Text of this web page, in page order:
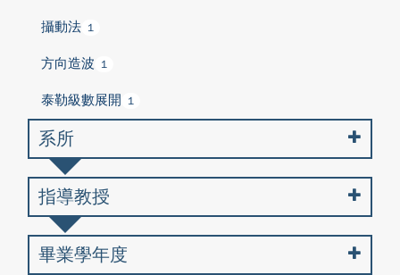
攝動法 1
方向造波 1
泰勒級數展開 1
系所
指導教授
畢業學年度